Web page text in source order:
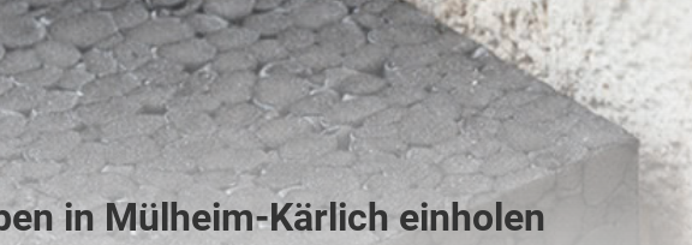
in Mülheim-Kärlich einholen